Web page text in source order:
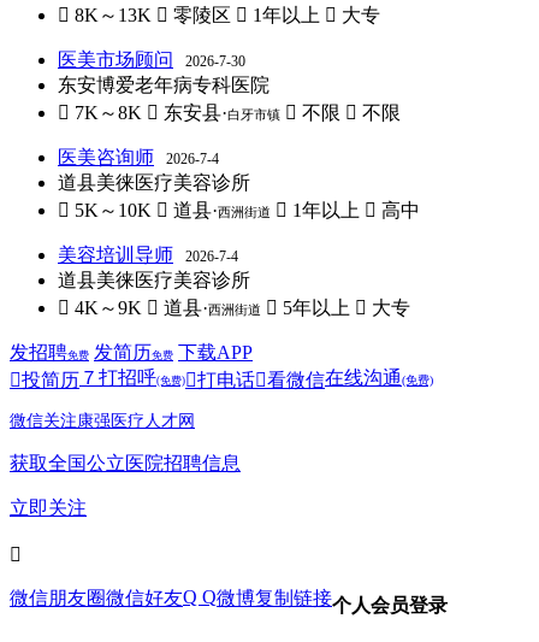
 8K～13K  零陵区  1年以上  大专
医美市场顾问 2026-7-30
东安博爱老年病专科医院
 7K～8K  东安县·白牙市镇  不限  不限
医美咨询师 2026-7-4
道县美徕医疗美容诊所
 5K～10K  道县·西洲街道  1年以上  高中
美容培训导师 2026-7-4
道县美徕医疗美容诊所
 4K～9K  道县·西洲街道  5年以上  大专
发招聘免费 发简历免费 下载APP
投简历 ７ 打招呼(免费) 打电话看微信在线沟通(免费)
微信关注康强医疗人才网
获取全国公立医院招聘信息
立即关注

微信朋友圈微信好友Q Q微博复制链接个人会员登录